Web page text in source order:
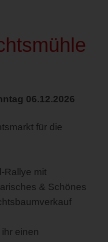
06.12.2026
für die
Rallye mit
& Schönes
einen